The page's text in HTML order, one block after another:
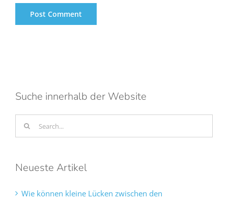
Suche innerhalb der Website
Search
for:
Neueste Artikel
Wie können kleine Lücken zwischen den